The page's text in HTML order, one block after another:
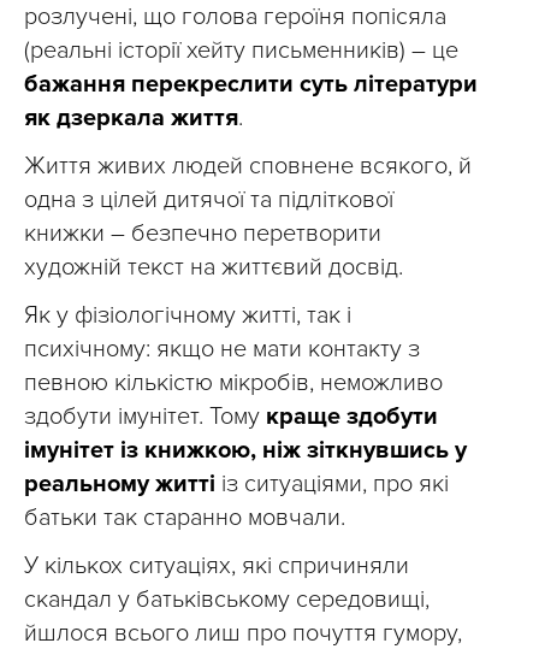
розлучені, що голова героїня попісяла
(реальні історії хейту письменників) – це
бажання перекреслити суть літератури
як дзеркала життя.
Життя живих людей сповнене всякого, й
одна з цілей дитячої та підліткової
книжки – безпечно перетворити
художній текст на життєвий досвід.
Як у фізіологічному житті, так і
психічному: якщо не мати контакту з
певною кількістю мікробів, неможливо
здобути імунітет. Тому краще здобути
імунітет із книжкою, ніж зіткнувшись у
реальному житті із ситуаціями, про які
батьки так старанно мовчали.
У кількох ситуаціях, які спричиняли
скандал у батьківському середовищі,
йшлося всього лиш про почуття гумору,